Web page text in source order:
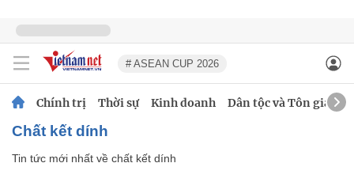
# ASEAN CUP 2026
Chính trị Thời sự Kinh doanh Dân tộc và Tôn giáo
chất kết dính
Tin tức mới nhất về chất kết dính